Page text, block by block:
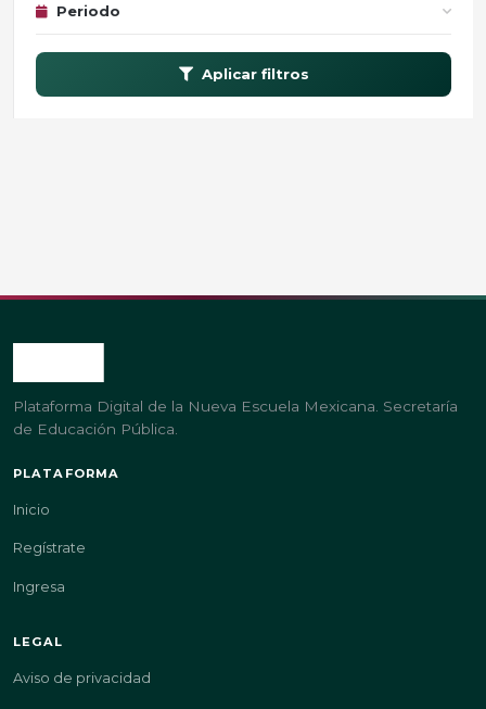
Periodo
Aplicar filtros
Plataforma Digital de la Nueva Escuela Mexicana. Secretaría
de Educación Pública.
PLATAFORMA
Inicio
Regístrate
Ingresa
LEGAL
Aviso de privacidad